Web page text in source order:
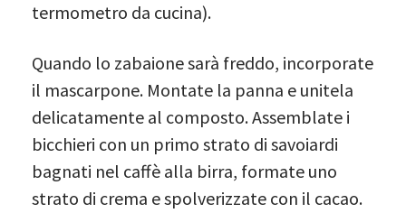
termometro da cucina).
Quando lo zabaione sarà freddo, incorporate
il mascarpone. Montate la panna e unitela
delicatamente al composto. Assemblate i
bicchieri con un primo strato di savoiardi
bagnati nel caffè alla birra, formate uno
strato di crema e spolverizzate con il cacao.